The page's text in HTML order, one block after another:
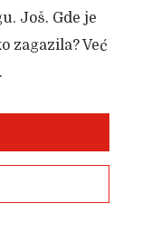
Još. Gde je
zagazila? Već